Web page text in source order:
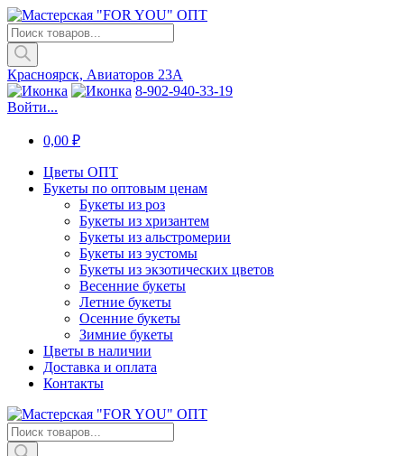
Поиск
товаров
Красноярск, Авиаторов 23А
8-902-940-33-19
Войти...
0,00 ₽
Цветы ОПТ
Букеты по оптовым ценам
Букеты из роз
Букеты из хризантем
Букеты из альстромерии
Букеты из эустомы
Букеты из экзотических цветов
Весенние букеты
Летние букеты
Осенние букеты
Зимние букеты
Цветы в наличии
Доставка и оплата
Контакты
Поиск
товаров